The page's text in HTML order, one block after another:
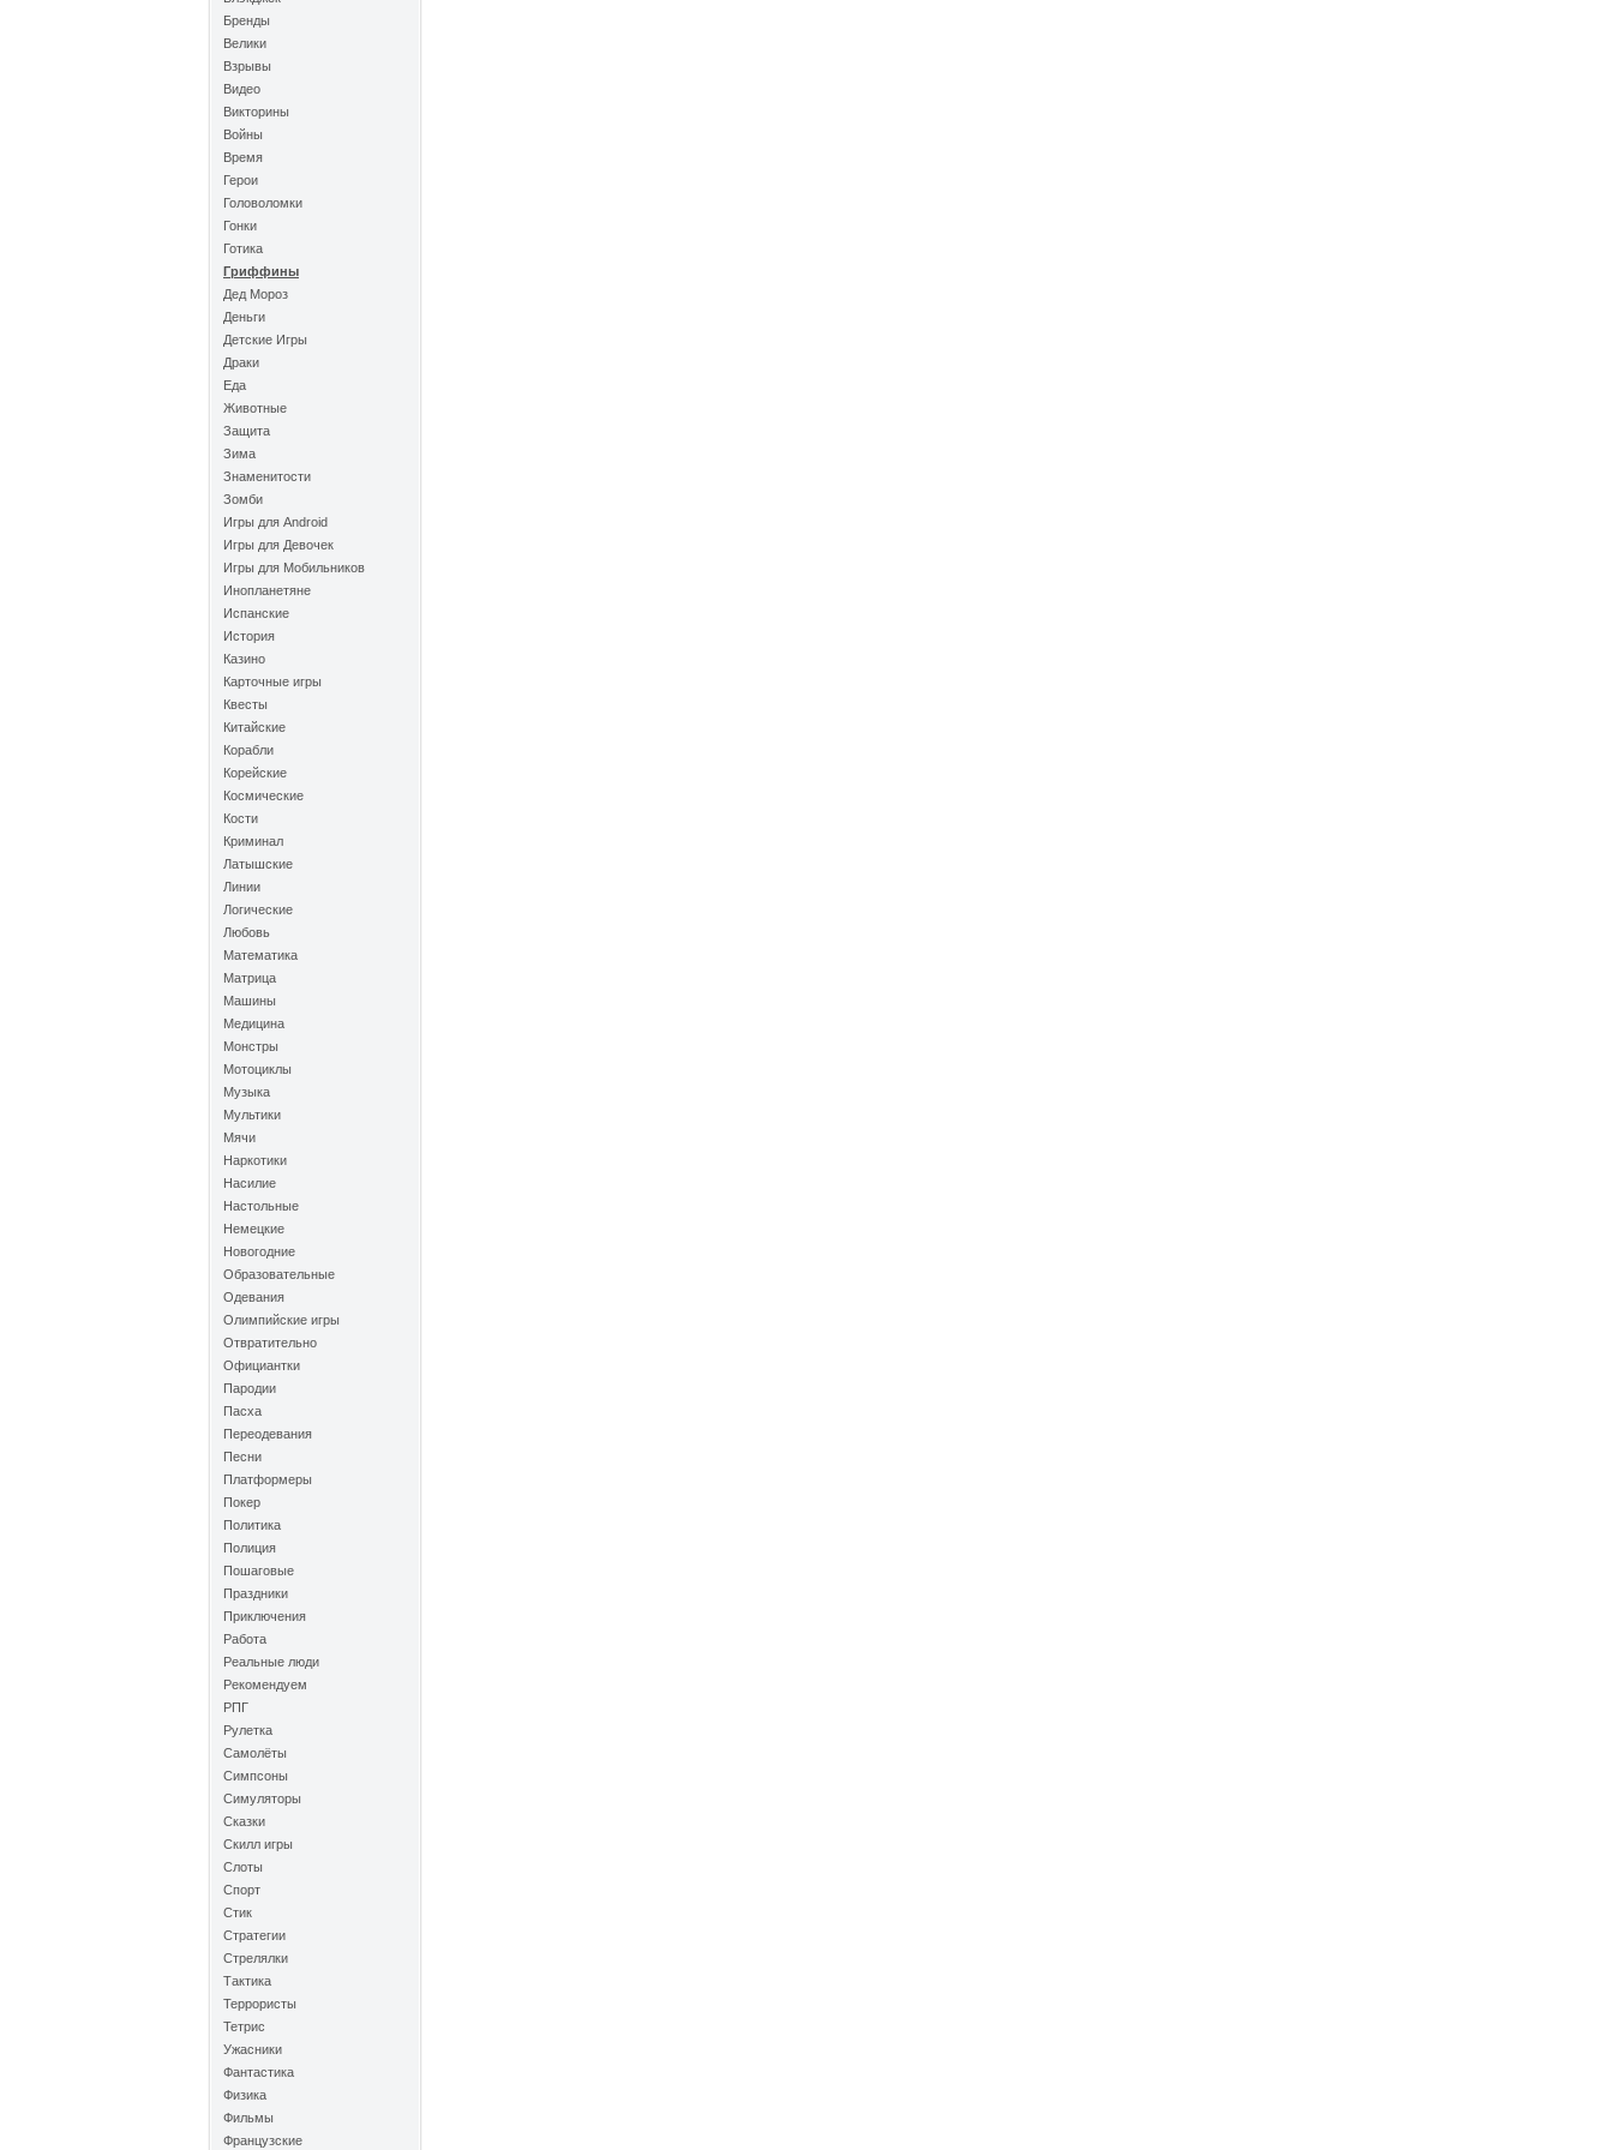
Бренды
Велики
Взрывы
Видео
Викторины
Войны
Время
Герои
Головоломки
Гонки
Готика
Гриффины
Дед Мороз
Деньги
Детские Игры
Драки
Еда
Животные
Защита
Зима
Знаменитости
Зомби
Игры для Android
Игры для Девочек
Игры для Мобильников
Инопланетяне
Испанские
История
Казино
Карточные игры
Квесты
Китайские
Корабли
Корейские
Космические
Кости
Криминал
Латышские
Линии
Логические
Любовь
Математика
Матрица
Машины
Медицина
Монстры
Мотоциклы
Музыка
Мультики
Мячи
Наркотики
Насилие
Настольные
Немецкие
Новогодние
Образовательные
Одевания
Олимпийские игры
Отвратительно
Официантки
Пародии
Пасха
Переодевания
Песни
Платформеры
Покер
Политика
Полиция
Пошаговые
Праздники
Приключения
Работа
Реальные люди
Рекомендуем
РПГ
Рулетка
Самолёты
Симпсоны
Симуляторы
Сказки
Скилл игры
Слоты
Спорт
Стик
Стратегии
Стрелялки
Тактика
Террористы
Тетрис
Ужасники
Фантастика
Физика
Фильмы
Французские